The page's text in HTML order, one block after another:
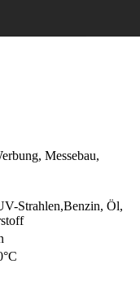
Messebau,
Strahlen,Benzin, Öl,